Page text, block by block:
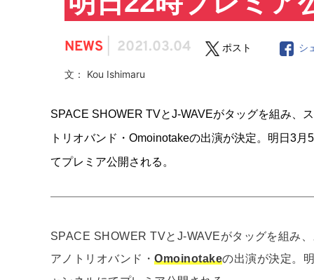
NEWS 2021.03.04 ポスト シ
文： Kou Ishimaru
SPACE SHOWER TVとJ-WAVEがタッグを組み、
トリオバンド・Omoinotakeの出演が決定。明日3
てプレミア公開される。
SPACE SHOWER TVとJ-WAVEがタッグを組み
アノトリオバンド・Omoinotakeの出演が決定。